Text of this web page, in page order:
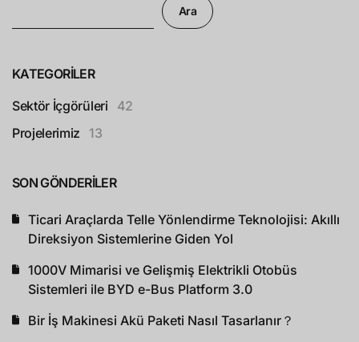
Ara
KATEGORILER
Sektör İçgörüleri
42
Projelerimiz
13
SON GÖNDERILER
Ticari Araçlarda Telle Yönlendirme Teknolojisi: Akıllı
Direksiyon Sistemlerine Giden Yol
1000V Mimarisi ve Gelişmiş Elektrikli Otobüs
Sistemleri ile BYD e-Bus Platform 3.0
Bir İş Makinesi Akü Paketi Nasıl Tasarlanır？